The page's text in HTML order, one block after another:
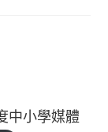
中小學媒體